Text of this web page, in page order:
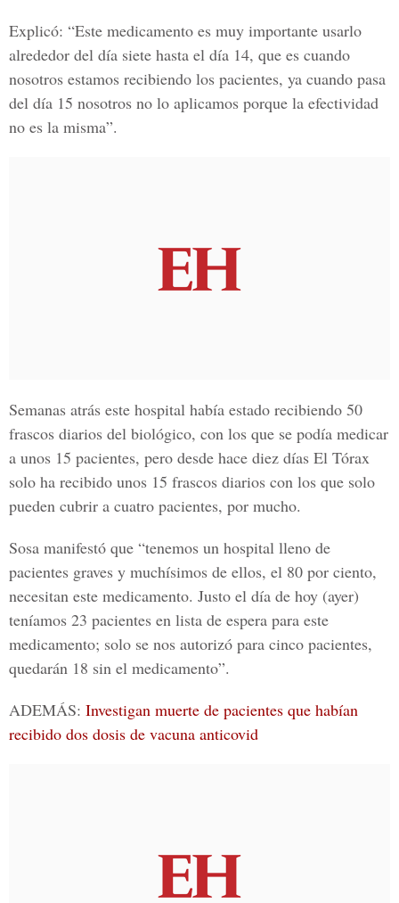
Explicó: “Este medicamento es muy importante usarlo
alrededor del día siete hasta el día 14, que es cuando
nosotros estamos recibiendo los pacientes, ya cuando pasa
del día 15 nosotros no lo aplicamos porque la efectividad
no es la misma”.
Semanas atrás este hospital había estado recibiendo 50
frascos diarios del biológico, con los que se podía medicar
a unos 15 pacientes, pero desde hace diez días El Tórax
solo ha recibido unos 15 frascos diarios con los que solo
pueden cubrir a cuatro pacientes, por mucho.
Sosa manifestó que “tenemos un hospital lleno de
pacientes graves y muchísimos de ellos, el 80 por ciento,
necesitan este medicamento. Justo el día de hoy (ayer)
teníamos 23 pacientes en lista de espera para este
medicamento; solo se nos autorizó para cinco pacientes,
quedarán 18 sin el medicamento”.
ADEMÁS: Investigan muerte de pacientes que habían
recibido dos dosis de vacuna anticovid